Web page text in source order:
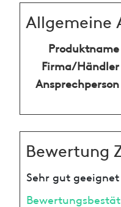
Allgemeine
Produktname
Firma/Händler
Ansprechperson
Bewertung
Sehr gut